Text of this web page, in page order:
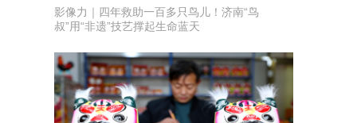
影像力｜四年救助一百多只鸟儿！济南“鸟
叔”用“非遗”技艺撑起生命蓝天